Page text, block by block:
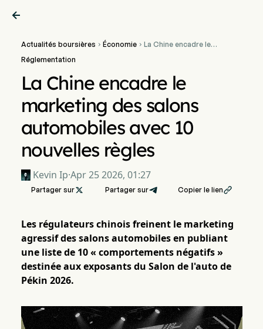

Actualités boursières  Économie La Chine encadre le
Réglementation
La Chine encadre le
marketing des salons
automobiles avec 10
nouvelles règles
Kevin Ip·Apr 25 2026, 01:27
Partager sur Partager sur Copier le lien
Les régulateurs chinois freinent le marketing
agressif des salons automobiles en publiant
une liste de 10 « comportements négatifs »
destinée aux exposants du Salon de l'auto de
Pékin 2026.